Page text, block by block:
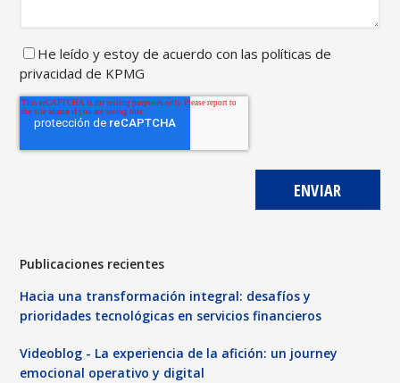
He leído yestoy de acuerdo con laspolíticas de
privacidad de KPMG
Publicaciones recientes
Hacia una transformación integral: desafíos y
prioridades tecnológicas en servicios financieros
Videoblog - La experiencia de la afición: un journey
emocional operativo y digital